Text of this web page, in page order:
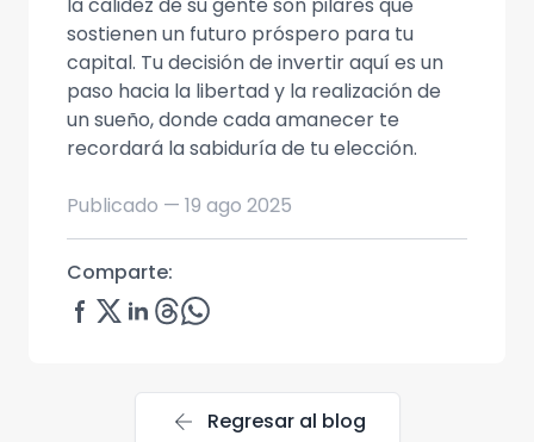
sostienen un futuro próspero para tu
capital. Tu decisión de invertir aquí es un
paso hacia la libertad y la realización de
un sueño, donde cada amanecer te
recordará la sabiduría de tu elección.
Publicado — 19 ago 2025
Comparte:
arrow_back Regresar al blog